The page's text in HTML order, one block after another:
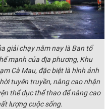
giải chạy năm nay là Ban tổ
mạnh của địa phương, Khu
Cà Mau, đặc biệt là hình ảnh
tuyên truyền, nâng cao nhận
thể dục thể thao để nâng cao
lượng cuộc sống.